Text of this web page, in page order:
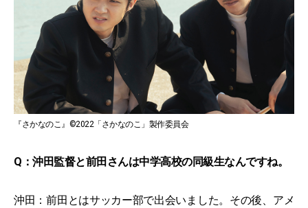
『さかなのこ』©2022「さかなのこ」製作委員会
Q：沖田監督と前田さんは中学高校の同級生なんですね。
沖田：前田とはサッカー部で出会いました。その後、アメ